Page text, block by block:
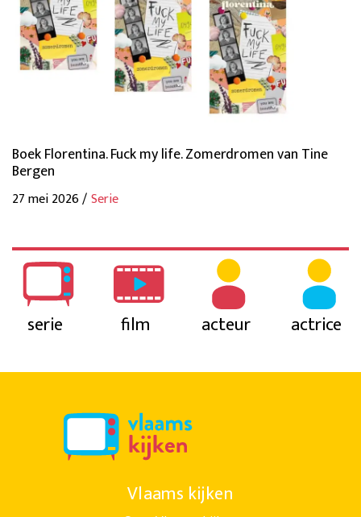
Boek Florentina. Fuck my life. Zomerdromen van Tine
Bergen
27 mei 2026 /Serie
serie film acteur actrice
Vlaams kijken